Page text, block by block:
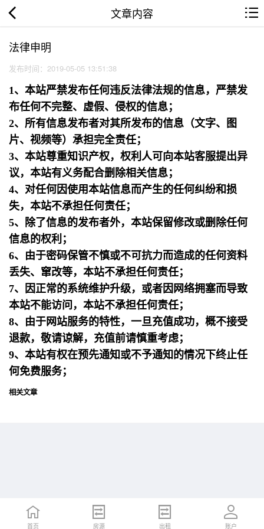
文章内容
法律申明
发布时间：2019-05-05 13:51:38
1、本站严禁发布任何违反法律法规的信息，严禁发
布任何不完整、虚假、侵权的信息；
2、所有信息发布者对其所发布的信息（文字、图
片、视频等）承担完全责任；
3、本站尊重知识产权，权利人可向本站客服提出异
议，本站有义务配合删除相关信息；
4、对任何因使用本站信息而产生的任何纠纷和损
失，本站不承担任何责任；
5、除了信息的发布者外，本站保留修改或删除任何
信息的权利；
6、由于密码保管不慎或不可抗力而造成的任何资料
丢失、窜改等，本站不承担任何责任；
7、因正常的系统维护升级，或者因网络拥塞而导致
本站不能访问，本站不承担任何责任；
8、由于网站服务的特性，一旦充值成功，概不接受
退款，敬请谅解，充值前请慎重考虑；
9、本站有权在预先通知或不予通知的情况下终止任
何免费服务；
相关文章
首页 招聘 简历 账户
首页 房源 出租 账户